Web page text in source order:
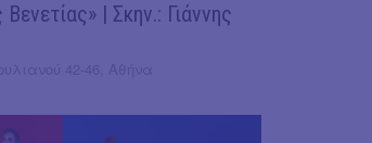
| Σκην.: Γιάννης